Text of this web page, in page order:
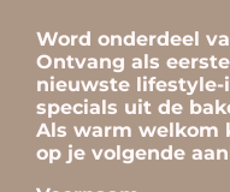
Word onderdeel
Ontvang als
nieuwste lifestyle-
specials uit de
Als warm welkom
op je volgende